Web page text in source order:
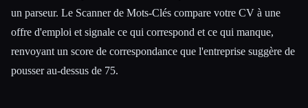
un parseur. Le Scanner de Mots-Clés compare votre CV à une
offre d'emploi et signale ce qui correspond et ce qui manque,
renvoyant un score de correspondance que l'entreprise suggère de
pousser au-dessus de 75.